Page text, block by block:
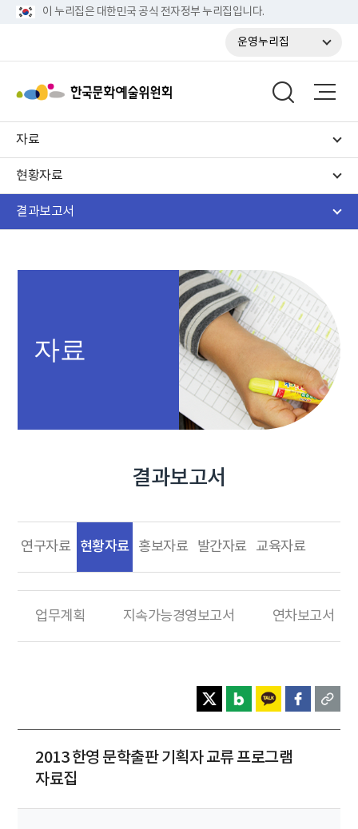
이 누리집은 대한민국 공식 전자정부 누리집입니다.
운영누리집
자료
현황자료
결과보고서
자료
결과보고서
연구자료 현황자료 홍보자료 발간자료 교육자료
업무계획 지속가능경영보고서 연차보고서
2013 한영 문학출판 기획자 교류 프로그램
자료집